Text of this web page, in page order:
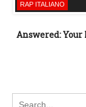
RAP ITALIANO
Answered: